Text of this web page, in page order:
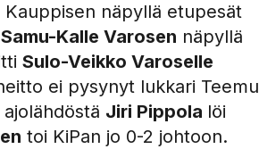
Kauppisen näpyllä etupesät
Samu-Kalle Varosen näpyllä
Sulo-Veikko Varoselle
ei pysynyt lukkari Teemu
Jiri Pippola löi
toi KiPan jo 0-2 johtoon.